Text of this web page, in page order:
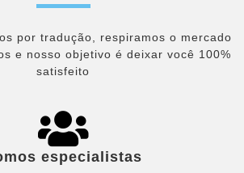
por tradução, respiramos o mercado
e nosso objetivo é deixar você 100%
satisfeito
especialistas